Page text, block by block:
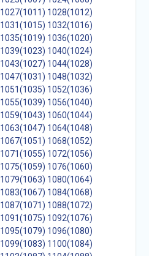
1027(1011) 1028(1012)
1031(1015) 1032(1016)
1035(1019) 1036(1020)
1039(1023) 1040(1024)
1043(1027) 1044(1028)
1047(1031) 1048(1032)
1051(1035) 1052(1036)
1055(1039) 1056(1040)
1059(1043) 1060(1044)
1063(1047) 1064(1048)
1067(1051) 1068(1052)
1071(1055) 1072(1056)
1075(1059) 1076(1060)
1079(1063) 1080(1064)
1083(1067) 1084(1068)
1087(1071) 1088(1072)
1091(1075) 1092(1076)
1095(1079) 1096(1080)
1099(1083) 1100(1084)